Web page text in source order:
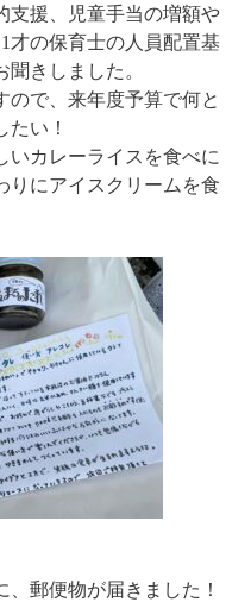
支援、児童手当の増額や
才の保育士の人員配置基
きしました。
ので、来年度予算で何と
い！
いカレーライスを食べに
りにアイスクリームを食
、郵便物が届きました！